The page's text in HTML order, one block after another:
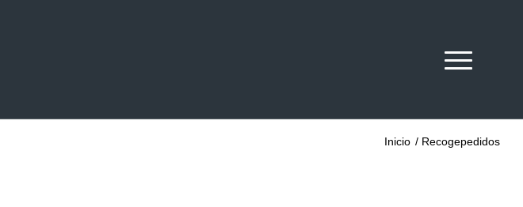
Inicio / Recogepedidos